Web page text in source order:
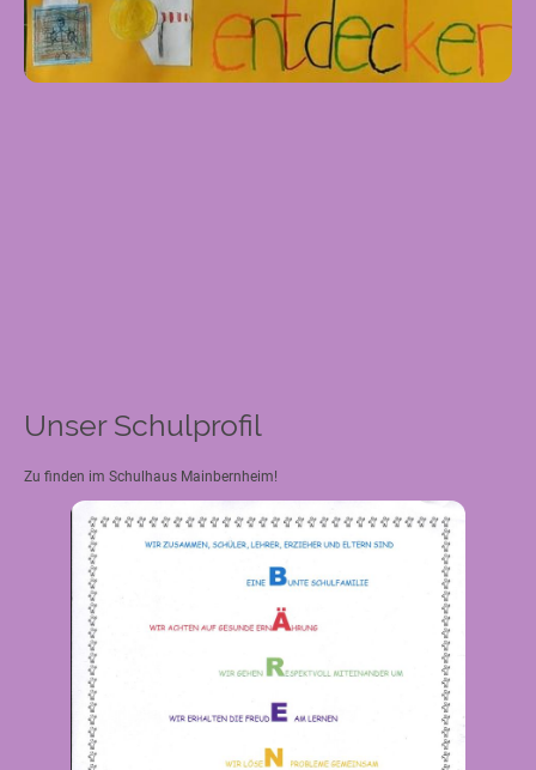
Unser Schulprofil
Zu finden im Schulhaus Mainbernheim!